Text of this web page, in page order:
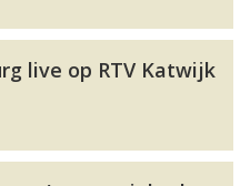
live op RTV Katwijk